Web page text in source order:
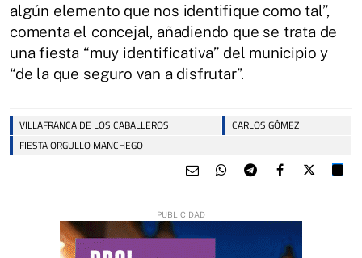
algún elemento que nos identifique como tal”,
comenta el concejal, añadiendo que se trata de
una fiesta “muy identificativa” del municipio y
“de la que seguro van a disfrutar”.
VILLAFRANCA DE LOS CABALLEROS
CARLOS GÓMEZ
FIESTA ORGULLO MANCHEGO